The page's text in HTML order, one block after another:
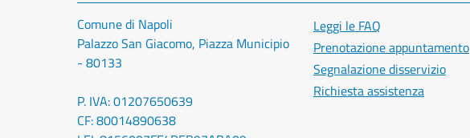
Comune di Napoli
Palazzo San Giacomo, Piazza Municipio
- 80133
P. IVA: 01207650639
CF: 80014890638
Leggi le FAQ
Prenotazione appuntamento
Segnalazione disservizio
Richiesta assistenza